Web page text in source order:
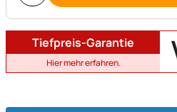
Tiefpreis-Garantie
Hier mehr erfahren.